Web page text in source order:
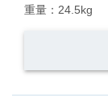
重量：24.5kg